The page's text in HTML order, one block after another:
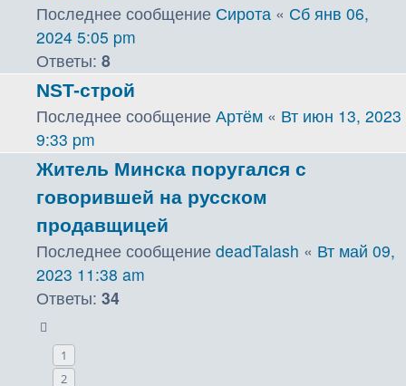
Последнее сообщение Сирота « Сб янв 06,
2024 5:05 pm
Ответы: 8
NST-строй
Последнее сообщение Артём « Вт июн 13, 2023
9:33 pm
Житель Минска поругался с
говорившей на русском
продавщицей
Последнее сообщение deadTalash « Вт май 09,
2023 11:38 am
Ответы: 34
1
2